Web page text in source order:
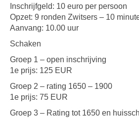
Inschrijfgeld: 10 euro per persoon
Opzet: 9 ronden Zwitsers – 10
Aanvang: 10.00 uur
Schaken
Groep 1 – open inschrijving
1e prijs: 125 EUR
Groep 2 – rating 1650 – 1900
1e prijs: 75 EUR
Groep 3 – Rating tot 1650 en